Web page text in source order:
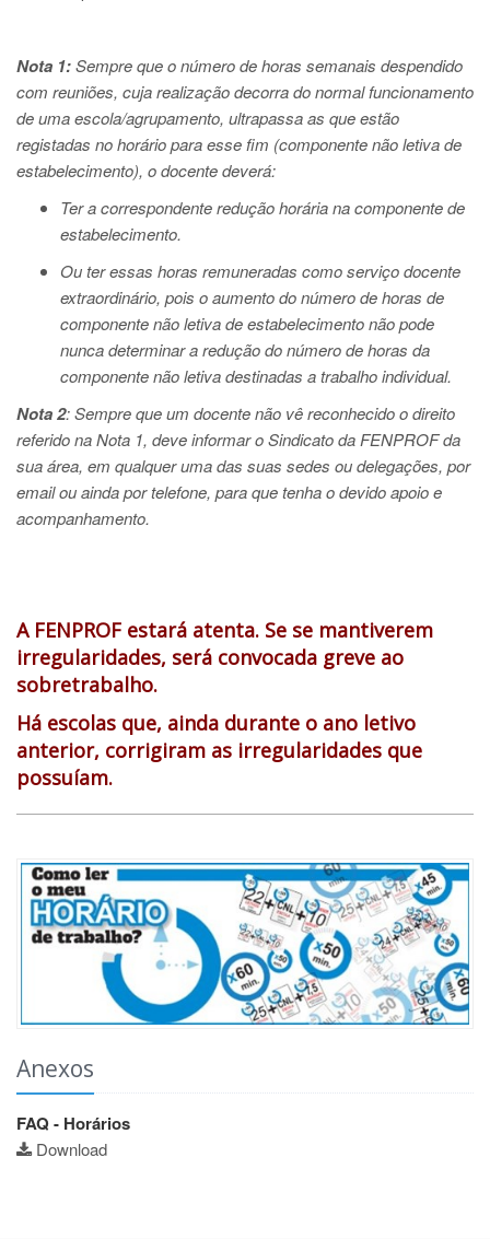
Nota 1:Sempre que o número de horas semanais despendido
com reuniões, cuja realização decorra do normal funcionamento
de uma escola/agrupamento, ultrapassa as que estão
registadas no horário para esse fim (componente não letiva de
estabelecimento), o docente deverá:
Ter a correspondente redução horária na componente de
estabelecimento.
Ou ter essas horas remuneradas como serviço docente
extraordinário, pois o aumento do número de horas de
componente não letiva de estabelecimento não pode
nunca determinar a redução do número de horas da
componente não letiva destinadas a trabalho individual.
Nota 2: Sempre que um docente não vê reconhecido o direito
referido na Nota 1, deve informar o Sindicato da FENPROF da
sua área, em qualquer uma das suas sedes ou delegações, por
email ou ainda por telefone, para que tenha o devido apoio e
acompanhamento.
A FENPROF estará atenta. Se se mantiverem
irregularidades, será convocada greve ao
sobretrabalho.
Há escolas que, ainda durante o ano letivo
anterior, corrigiram as irregularidades que
possuíam.
Anexos
FAQ - Horários
Download